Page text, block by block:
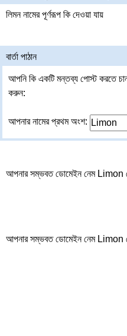
লিমন নামের পূর্ণরূপ কি দেওয়া যায়
বার্তা পাঠান
আপনি কি একটি মন্তব্য পোস্ট করতে
করুন:
আপনার নামের প্রথম অংশ:
আপনার সম্ভবত ডোমেইন নেম Limon
আপনার সম্ভবত ডোমেইন নেম Limon